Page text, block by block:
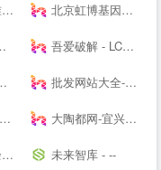
北京虹博基因医疗科技股份有限公司 | 虹博基因
吾爱破解 - LCG - LSG|安卓破解|病毒分析|www.52pojie.cn
批发网站大全-生意人都在用的批发123456789
大陶都网-宜兴人的--
未来智库 - --